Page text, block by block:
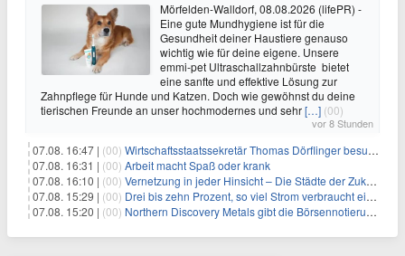
Mörfelden-Walldorf, 08.08.2026 (lifePR) -
Eine gute Mundhygiene ist für die
Gesundheit deiner Haustiere genauso
wichtig wie für deine eigene. Unsere
emmi-pet Ultraschallzahnbürste bietet
eine sanfte und effektive Lösung zur
Zahnpflege für Hunde und Katzen. Doch wie gewöhnst du deine
tierischen Freunde an unser hochmodernes und sehr[…] (00)
vor 8 Stunden
07.08. 16:47 | (00) Wirtschaftsstaatssekretär Thomas Dörflinger besucht Handwerksbetrieb im Kammerbezirk Freiburg
07.08. 16:31 | (00) Arbeit macht Spaß oder krank
07.08. 16:10 | (00) Vernetzung in jeder Hinsicht – Die Städte der Zukunft sind grün-blau
07.08. 15:29 | (00) Drei bis zehn Prozent, so viel Strom verbraucht ein Aufzug im Gebäude
07.08. 15:20 | (00) Northern Discovery Metals gibt die Börsennotierung an der Frankfurter Wertpapierbörse bekannt